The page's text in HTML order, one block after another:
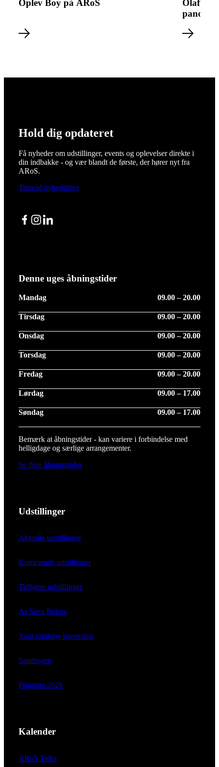
Oplev Boy på ARoS
Olafur
Hold dig opdateret
Få nyheder om udstillinger, events og oplevelser direkte i
din indbakke - og vær blandt de første, der hører nyt fra
ARoS.
Tilmeld nyhedsbrev
Facebook
Instagram
LinkedIn
Denne uges åbningstider
Mandag 09.00 – 20.00
Tirsdag 09.00 – 20.00
Onsdag 09.00 – 20.00
Torsdag 09.00 – 20.00
Fredag 09.00 – 20.00
Lørdag 09.00 – 17.00
Søndag 09.00 – 17.00
Bemærk at åbningstider - kan variere i forbindelse med
helligdage og særlige arrangementer.
Se flere åbningstider
Udstillinger
Aktuelle udstillinger
Kommende udstillinger
Tidligere udstillinger
As Seen Below
Your rainbow panorama
Samlingen
Program 2026
Kalender
ARoS Talks